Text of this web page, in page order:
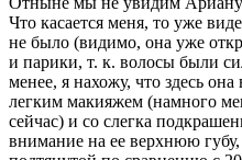
Что касается меня, то уже
не было (видимо, она уже
и парики, т. к. волосы были
менее, я нахожу, что здесь
легким макияжем (намного
сейчас) и со слегка
внимание на ее верхнюю